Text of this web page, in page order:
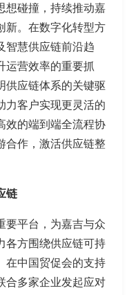
想碰撞，持续推动嘉
新。在数字化转型方
智慧供应链前沿趋
运营效率的重要抓
供应链体系的关键驱
力客户实现更灵活的
效的端到端全流程协
合作，激活供应链整
链
要平台，为嘉吉与众
各方围绕供应链可持
在中国贸促会的支持
合多家企业发起应对